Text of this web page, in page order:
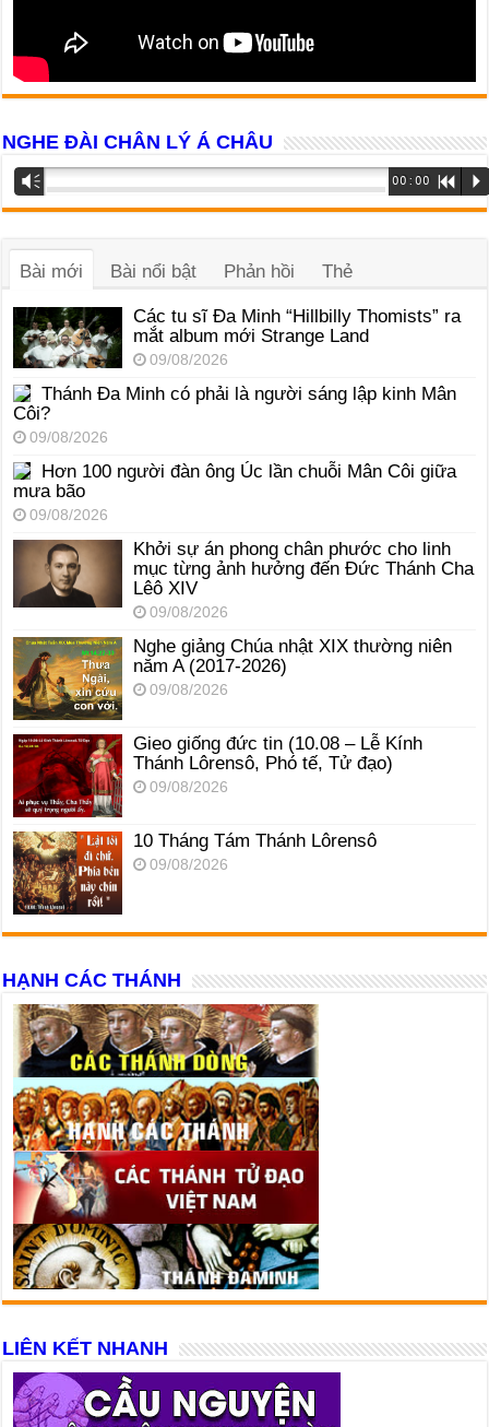
NGHE ĐÀI CHÂN LÝ Á CHÂU
Trình
phát
âm
Vm 00:00 R P
Bài mới Bài nổi bật Phản hồi Thẻ
Các tu sĩ Đa Minh “Hillbilly Thomists” ra
mắt album mới Strange Land
09/08/2026
Thánh Đa Minh có phải là người sáng lập kinh Mân
Côi?
09/08/2026
Hơn 100 người đàn ông Úc lần chuỗi Mân Côi giữa
mưa bão
09/08/2026
Khởi sự án phong chân phước cho linh
mục từng ảnh hưởng đến Đức Thánh Cha
Lêô XIV
09/08/2026
Nghe giảng Chúa nhật XIX thường niên
năm A (2017-2026)
09/08/2026
Gieo giống đức tin (10.08 – Lễ Kính
Thánh Lôrensô, Phó tế, Tử đạo)
09/08/2026
10 Tháng Tám Thánh Lôrensô
09/08/2026
HẠNH CÁC THÁNH
LIÊN KẾT NHANH